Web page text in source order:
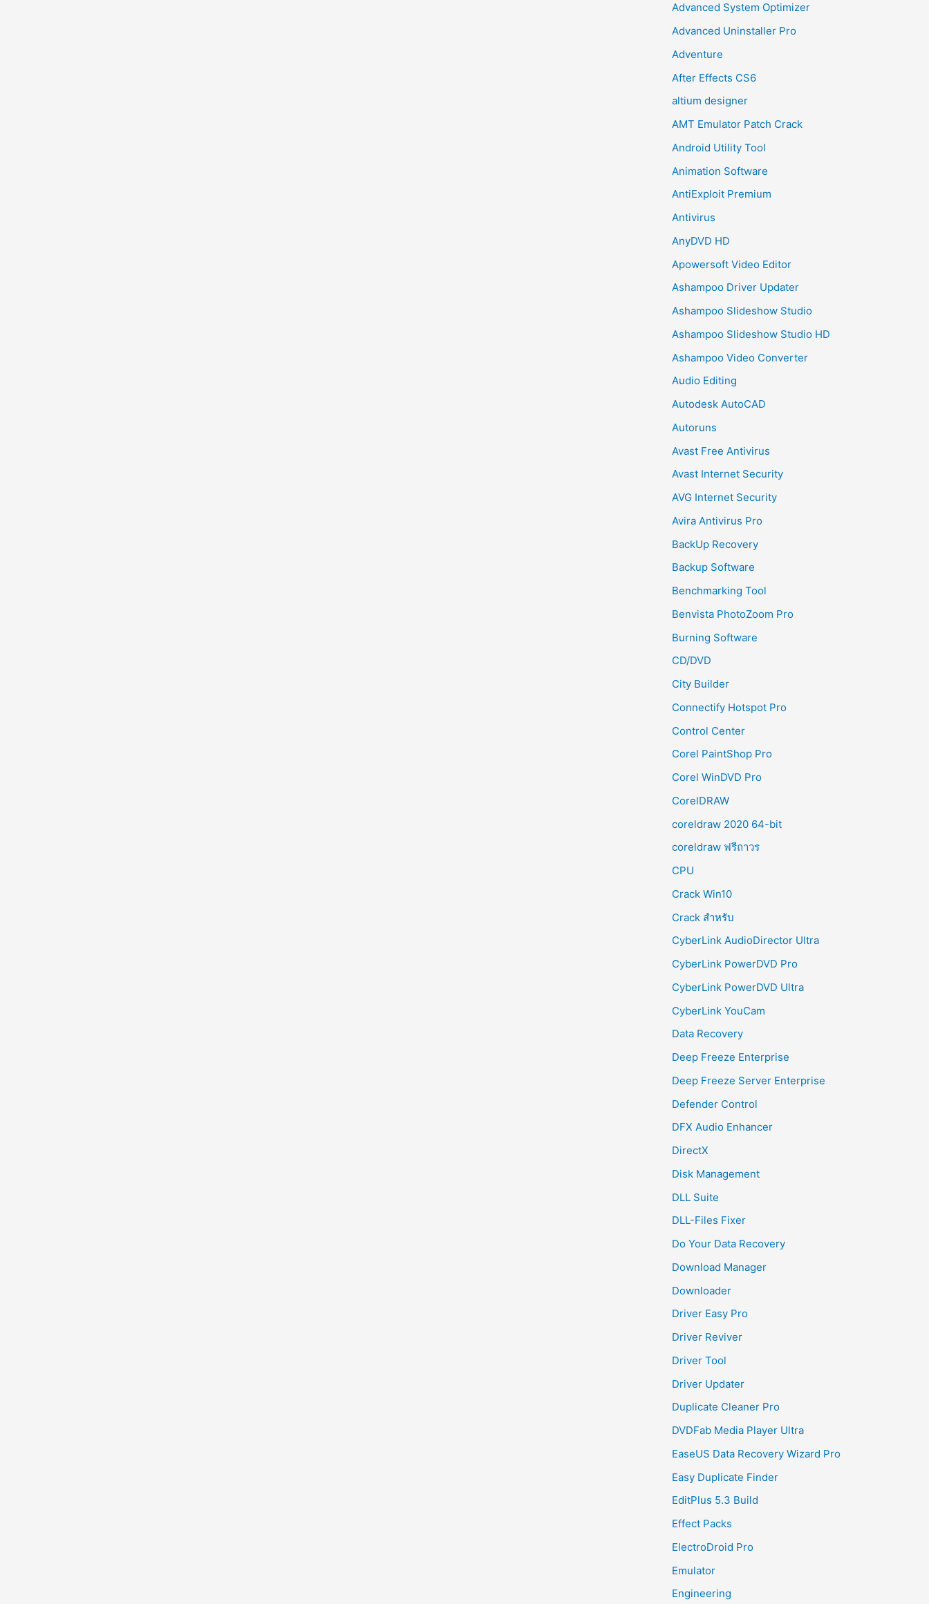
Advanced System Optimizer
Advanced Uninstaller Pro
Adventure
After Effects CS6
altium designer
AMT Emulator Patch Crack
Android Utility Tool
Animation Software
AntiExploit Premium
Antivirus
AnyDVD HD
Apowersoft Video Editor
Ashampoo Driver Updater
Ashampoo Slideshow Studio
Ashampoo Slideshow Studio HD
Ashampoo Video Converter
Audio Editing
Autodesk AutoCAD
Autoruns
Avast Free Antivirus
Avast Internet Security
AVG Internet Security
Avira Antivirus Pro
BackUp Recovery
Backup Software
Benchmarking Tool
Benvista PhotoZoom Pro
Burning Software
CD/DVD
City Builder
Connectify Hotspot Pro
Control Center
Corel PaintShop Pro
Corel WinDVD Pro
CorelDRAW
coreldraw 2020 64-bit
coreldraw ฟรีถาวร
CPU
Crack Win10
Crack สำหรับ
CyberLink AudioDirector Ultra
CyberLink PowerDVD Pro
CyberLink PowerDVD Ultra
CyberLink YouCam
Data Recovery
Deep Freeze Enterprise
Deep Freeze Server Enterprise
Defender Control
DFX Audio Enhancer
DirectX
Disk Management
DLL Suite
DLL-Files Fixer
Do Your Data Recovery
Download Manager
Downloader
Driver Easy Pro
Driver Reviver
Driver Tool
Driver Updater
Duplicate Cleaner Pro
DVDFab Media Player Ultra
EaseUS Data Recovery Wizard Pro
Easy Duplicate Finder
EditPlus 5.3 Build
Effect Packs
ElectroDroid Pro
Emulator
Engineering